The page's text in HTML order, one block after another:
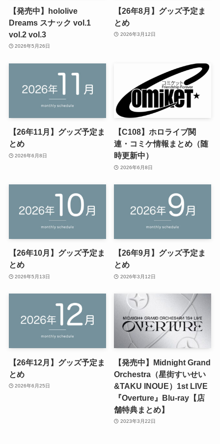
【発売中】hololive
Dreams スナック vol.1
vol.2 vol.3
2026年5月26日
【26年8月】グッズ予定ま
とめ
2026年3月12日
【26年11月】グッズ予定ま
とめ
2026年6月8日
【C108】ホロライブ関
連・コミケ情報まとめ（随
時更新中）
2026年6月8日
【26年10月】グッズ予定ま
とめ
2026年5月13日
【26年9月】グッズ予定ま
とめ
2026年3月12日
【26年12月】グッズ予定ま
とめ
2026年6月25日
【発売中】Midnight Grand
Orchestra（星街すいせい
&TAKU INOUE）1st LIVE
『Overture』Blu-ray【店
舗特典まとめ】
2023年3月22日